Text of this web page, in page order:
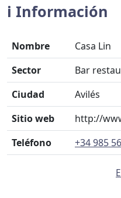
ℹ️ Información
Nombre
Casa Lin
Sector
Bar
Ciudad
Avilés
Sitio web
http://
Teléfono
+34 985